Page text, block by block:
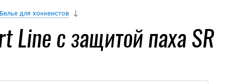
Белье для хоккеистов
Line с защитой паха SR